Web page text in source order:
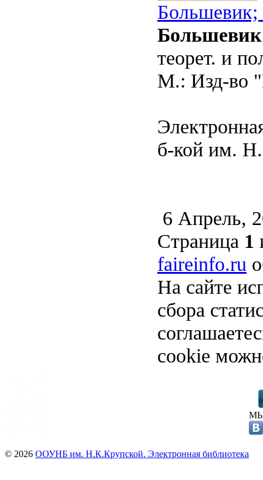
Большевик
теорет. и
М.: Изд-во
б-кой им.
6 Апрель,
Страница 1
faireinfo.ru
На сайте
сбора
cookie
© 2026 ООУНБ им. Н.К.Крупской. Электронная библиотека